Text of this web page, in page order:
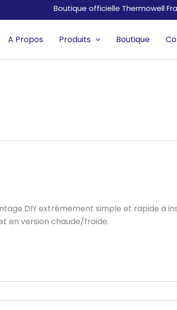
Boutique officielle Thermowell
A Propos Produits Boutique
€
DIY extrêmement simple et rapide à
en version chaude/froide.